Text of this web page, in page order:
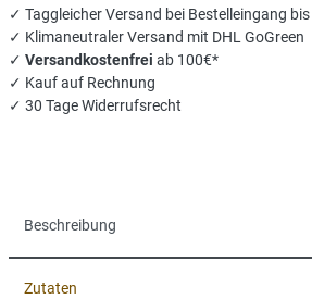
✓ Taggleicher Versand bei Bestelleingang
✓ Klimaneutraler Versand mit DHL GoGreen
✓ Versandkostenfrei ab 100€*
✓ Kauf auf Rechnung
✓ 30 Tage Widerrufsrecht
Beschreibung
Zutaten